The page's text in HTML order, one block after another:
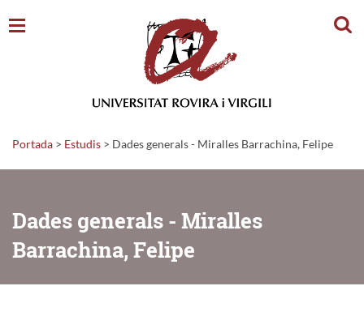
Portada > Estudis > Dades generals - Miralles Barrachina, Felipe
Dades generals - Miralles
Barrachina, Felipe